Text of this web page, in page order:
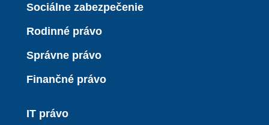
Sociálne zabezpečenie
Rodinné právo
Správne právo
Finančné právo
IT právo